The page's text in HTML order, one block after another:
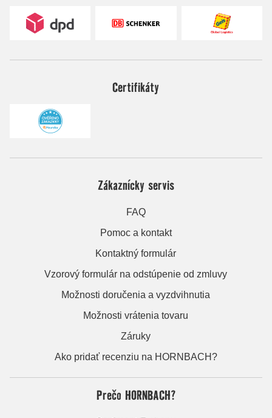
Certifikáty
Zákaznícky servis
FAQ
Pomoc a kontakt
Kontaktný formulár
Vzorový formulár na odstúpenie od zmluvy
Možnosti doručenia a vyzdvihnutia
Možnosti vrátenia tovaru
Záruky
Ako pridať recenziu na HORNBACH?
Prečo HORNBACH?